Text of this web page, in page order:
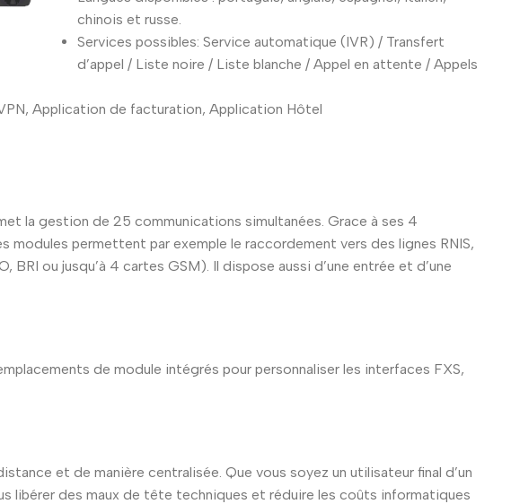
chinois et russe.
Services possibles: Service automatique (IVR) / Transfert
d’appel / Liste noire / Liste blanche / Appel en attente / Appels
Application de facturation, Application Hôtel
la gestion de 25 communications simultanées. Grace à ses 4
permettent par exemple le raccordement vers des lignes RNIS,
ou jusqu’à 4 cartes GSM). Il dispose aussi d’une entrée et d’une
de module intégrés pour personnaliser les interfaces FXS,
et de manière centralisée. Que vous soyez un utilisateur final d’un
libérer des maux de tête techniques et réduire les coûts informatiques